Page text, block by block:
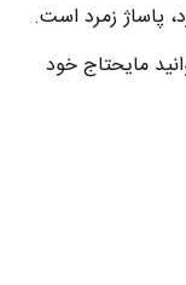
پاساژ زمرد است.
مایحتاج خود